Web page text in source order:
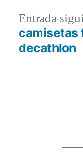
Entrada
camisetas
decathlon